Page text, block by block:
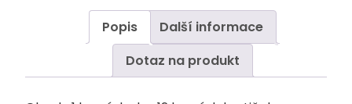
Popis
Další informace
Dotaz na produkt